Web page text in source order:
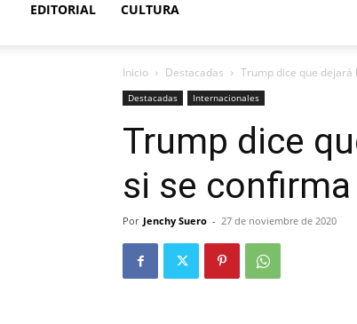
EDITORIAL CULTURA
Inicio Destacadas Trump dice que dejará
Destacadas Internacionales
Trump dice
si se
Por Jenchy Suero - 27 de noviembre de 2020